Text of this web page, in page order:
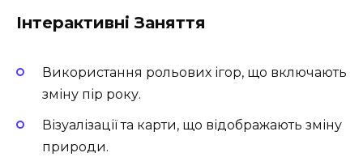
Інтерактивні Заняття
Використання рольових ігор, що включають
зміну пір року.
Візуалізації та карти, що відображають зміну
природи.